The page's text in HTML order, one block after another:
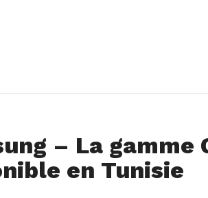
– La gamme
en Tunisie